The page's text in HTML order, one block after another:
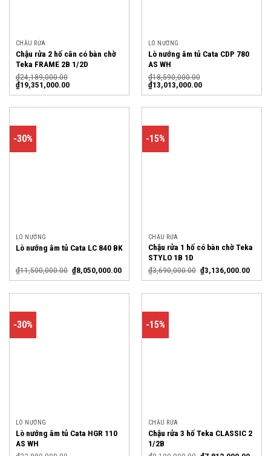
CHẬU RỬA
Chậu rửa 2 hố cân có bàn chờ
Teka FRAME 2B 1/2D
₫24,189,000.00
₫19,351,000.00
LÒ NƯỚNG
Lò nướng âm tủ Cata CDP 780
AS WH
₫18,590,000.00
₫13,013,000.00
-30%
LÒ NƯỚNG
Lò nướng âm tủ Cata LC 840 BK
₫11,500,000.00 ₫8,050,000.00
-15%
CHẬU RỬA
Chậu rửa 1 hố có bàn chờ Teka
STYLO 1B 1D
₫3,690,000.00 ₫3,136,000.00
-30%
LÒ NƯỚNG
Lò nướng âm tủ Cata HGR 110
AS WH
-15%
CHẬU RỬA
Chậu rửa 3 hố Teka CLASSIC 2
1/2B